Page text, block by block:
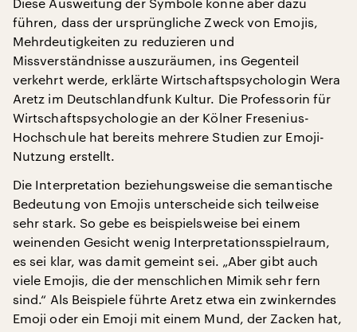
führen, dass der ursprüngliche Zweck von Emojis,
Mehrdeutigkeiten zu reduzieren und
Missverständnisse auszuräumen, ins Gegenteil
verkehrt werde, erklärte Wirtschaftspsychologin Wera
Aretz im Deutschlandfunk Kultur. Die Professorin für
Wirtschaftspsychologie an der Kölner Fresenius-
Hochschule hat bereits mehrere Studien zur Emoji-
Nutzung erstellt.
Die Interpretation beziehungsweise die semantische
Bedeutung von Emojis unterscheide sich teilweise
sehr stark. So gebe es beispielsweise bei einem
weinenden Gesicht wenig Interpretationsspielraum,
es sei klar, was damit gemeint sei. „Aber gibt auch
viele Emojis, die der menschlichen Mimik sehr fern
sind.“ Als Beispiele führte Aretz etwa ein zwinkerndes
Emoji oder ein Emoji mit einem Mund, der Zacken hat,